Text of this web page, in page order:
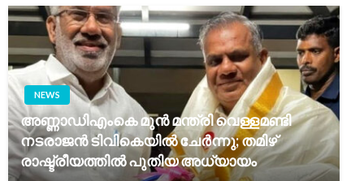
NEWS
അണ്ണാഡിഎംകെ മുൻ മന്ത്രി വെള്ളമണ്ടി
നടരാജൻ ടിവികെയിൽ ചേർന്നു; തമിഴ്
രാഷ്ട്രീയത്തിൽ പുതിയ അധ്യായം